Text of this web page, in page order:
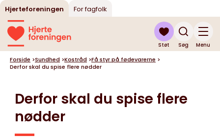
Hjerteforeningen For fagfolk
Søg
Støt Menu
Forside >Sundhed >Kostråd >Få styr på fødevarerne >
Derfor skal du spise flere nødder
Derfor skal du spise flere
nødder